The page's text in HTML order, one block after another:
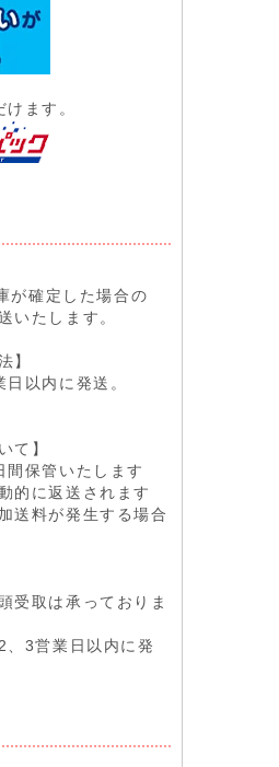
ます。
が確定した場合の
いたします。
】
以内に発送。
て】
間保管いたします
的に返送されます
送料が発生する場合
受取は承っておりま
3営業日以内に発